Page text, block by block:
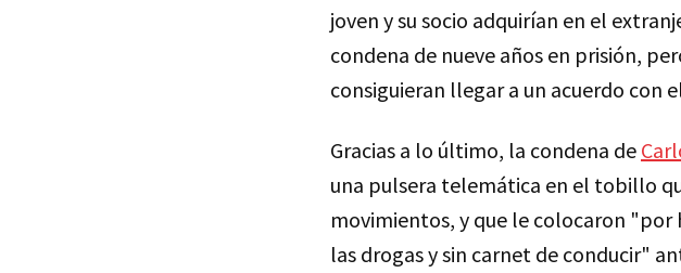
joven y su socio adquirían en el
condena de nueve años en prisión,
consiguieran llegar a un acuerdo con
Gracias a lo último, la condena de
una pulsera telemática en el tobillo
movimientos, y que le colocaron
las drogas y sin carnet de conducir"